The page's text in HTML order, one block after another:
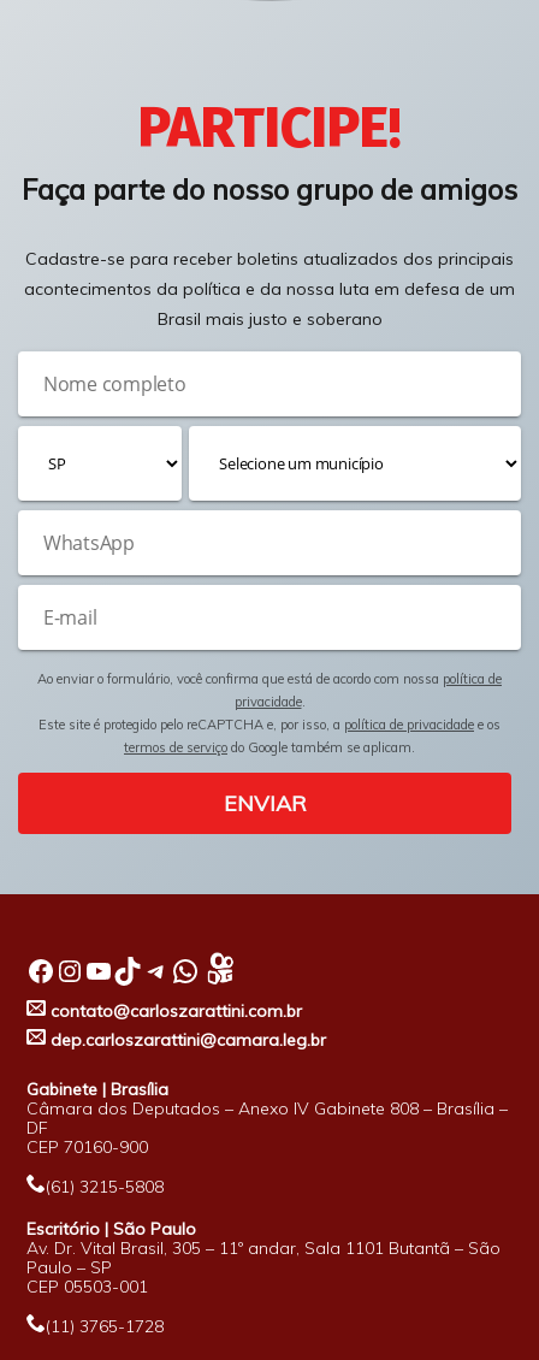
PARTICIPE!
Faça parte do nosso grupo de amigos
Cadastre-se para receber boletins atualizados dos principais
acontecimentos da política e da nossa luta em defesa de um
Brasil mais justo e soberano
Ao enviar o formulário, você confirma que está de acordo com nossa política de
privacidade.
Este site é protegido pelo reCAPTCHA e, por isso, a política de privacidade e os
termos de serviço do Google também se aplicam.
ENVIAR
Facebook InstagramYoutube TikTok Telegram WhatsApp
contato@carloszarattini.com.br
dep.carloszarattini@camara.leg.br
Gabinete | Brasília
Câmara dos Deputados – Anexo IV Gabinete 808 – Brasília –
DF
CEP 70160-900
(61) 3215-5808
Escritório | São Paulo
Av. Dr. Vital Brasil, 305 – 11º andar, Sala 1101 Butantã – São
Paulo – SP
CEP 05503-001
(11) 3765-1728